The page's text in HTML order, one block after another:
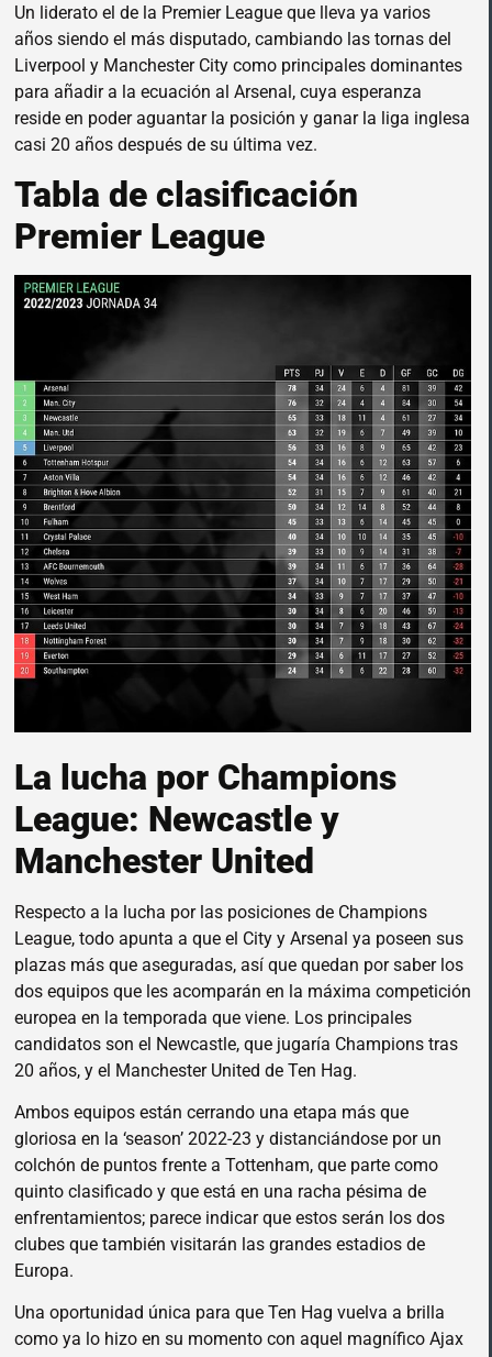
Un liderato el de la Premier League que lleva ya varios
años siendo el más disputado, cambiando las tornas del
Liverpool y Manchester City como principales dominantes
para añadir a la ecuación al Arsenal, cuya esperanza
reside en poder aguantar la posición y ganar la liga inglesa
casi 20 años después de su última vez.
Tabla de clasificación
Premier League
La lucha por Champions
League: Newcastle y
Manchester United
Respecto a la lucha por las posiciones de Champions
League, todo apunta a que el City y Arsenal ya poseen sus
plazas más que aseguradas, así que quedan por saber los
dos equipos que les acomparán en la máxima competición
europea en la temporada que viene. Los principales
candidatos son el Newcastle, que jugaría Champions tras
20 años, y el Manchester United de Ten Hag.
Ambos equipos están cerrando una etapa más que
gloriosa en la ‘season’ 2022-23 y distanciándose por un
colchón de puntos frente a Tottenham, que parte como
quinto clasificado y que está en una racha pésima de
enfrentamientos; parece indicar que estos serán los dos
clubes que también visitarán las grandes estadios de
Europa.
Una oportunidad única para que Ten Hag vuelva a brilla
como ya lo hizo en su momento con aquel magnífico Ajax